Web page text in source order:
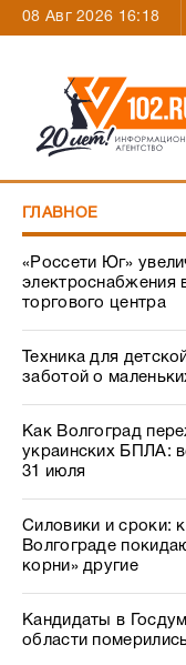
08 Авг 2026 16:18
ГЛАВНОЕ
«Россети Юг»
электроснабжения
торгового центра
Техника для
заботой о
Как Волгоград
украинских БПЛА:
31 июля
Силовики и сроки:
Волгограде
корни» другие
Кандидаты в
области